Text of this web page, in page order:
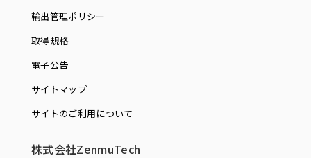
輸出管理ポリシー
取得規格
電子公告
サイトマップ
サイトのご利用について
株式会社ZenmuTech